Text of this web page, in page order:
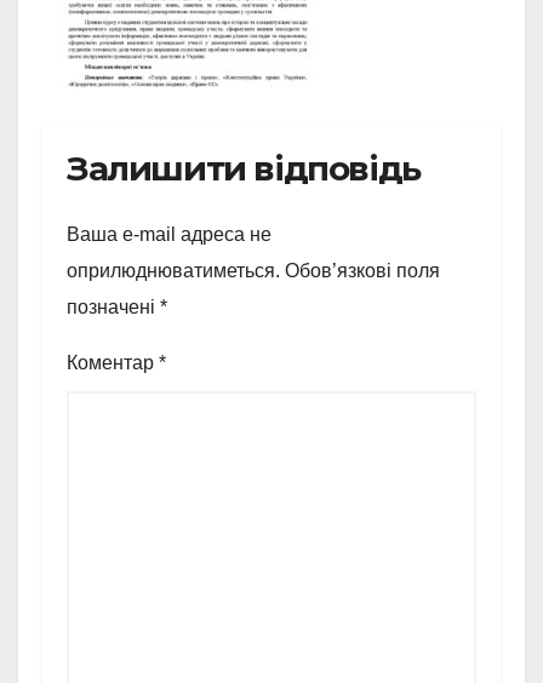
Залишити відповідь
Ваша e-mail адреса не
оприлюднюватиметься. Обов’язкові поля
позначені *
Коментар *